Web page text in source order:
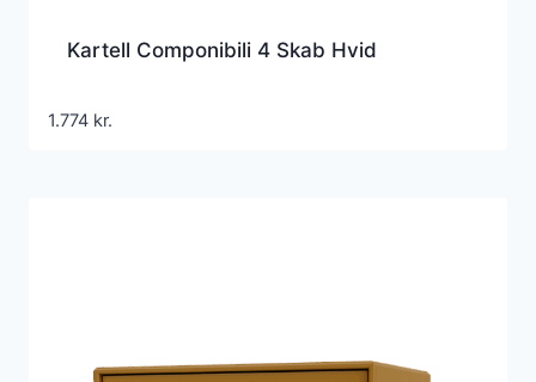
Kartell Componibili 4 Skab Hvid
1.774 kr.